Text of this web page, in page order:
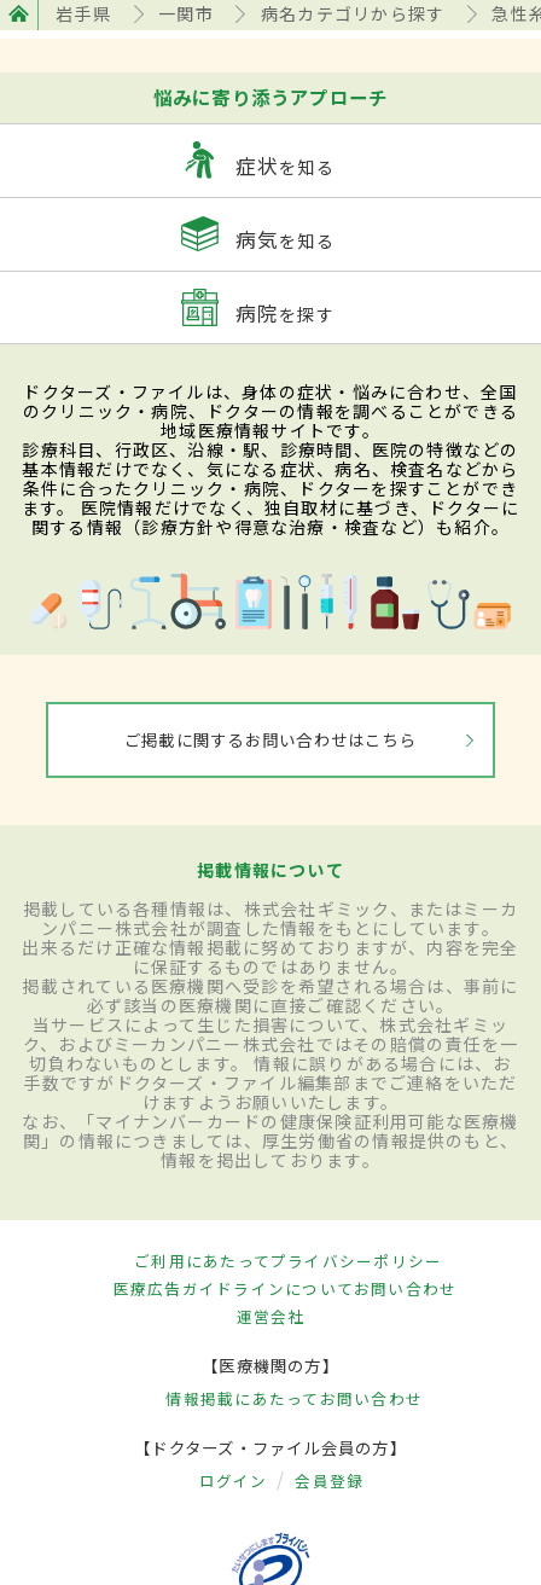
岩手県 一関市 病名カテゴリから探す 急性
悩みに寄り添うアプローチ
症状を知る
病気を知る
病院を探す
ドクターズ・ファイルは、身体の症状・悩みに合わせ、全国
のクリニック・病院、ドクターの情報を調べることができる
地域医療情報サイトです。
診療科目、行政区、沿線・駅、診療時間、医院の特徴などの
基本情報だけでなく、気になる症状、病名、検査名などから
条件に合ったクリニック・病院、ドクターを探すことができ
ます。 医院情報だけでなく、独自取材に基づき、ドクターに
関する情報（診療方針や得意な治療・検査など）も紹介。
ご掲載に関するお問い合わせはこちら
掲載情報について
掲載している各種情報は、株式会社ギミック、またはミーカ
ンパニー株式会社が調査した情報をもとにしています。
出来るだけ正確な情報掲載に努めておりますが、内容を完全
に保証するものではありません。
掲載されている医療機関へ受診を希望される場合は、事前に
必ず該当の医療機関に直接ご確認ください。
当サービスによって生じた損害について、株式会社ギミッ
ク、およびミーカンパニー株式会社ではその賠償の責任を一
切負わないものとします。 情報に誤りがある場合には、お
手数ですがドクターズ・ファイル編集部までご連絡をいただ
けますようお願いいたします。
なお、「マイナンバーカードの健康保険証利用可能な医療機
関」の情報につきましては、厚生労働省の情報提供のもと、
情報を掲出しております。
ご利用にあたってプライバシーポリシー
医療広告ガイドラインについてお問い合わせ
運営会社
【医療機関の方】
情報掲載にあたって お問い合わせ
【ドクターズ・ファイル会員の方】
ログイン 会員登録